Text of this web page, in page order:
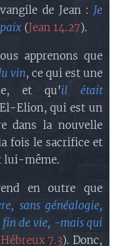
de Jean : Je
(Jean 14.27).
apprenons que
vin, ce qui est une
et qu'il était
Elion, qui est un
dans la nouvelle
fois le sacrifice et
lui-même.
en outre que
sans généalogie,
de vie, -mais qui
Hébreux 7.3). Donc,